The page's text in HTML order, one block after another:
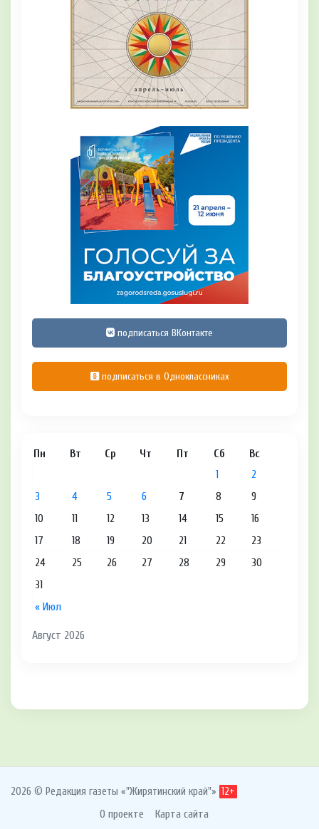
подписаться ВКонтакте
подписаться в Одноклассниках
Август 2026
Пн Вт Ср Чт Пт Сб Вс
« Июл
1
2
3
4 5 6 7 8
9
10
11 12 13 14 15
16
17
18 19 20 21 22
23
24
25 26 27 28 29
30
31
2026 © Редакция газеты «"Жирятинский край"» 12+
О проекте Карта сайта